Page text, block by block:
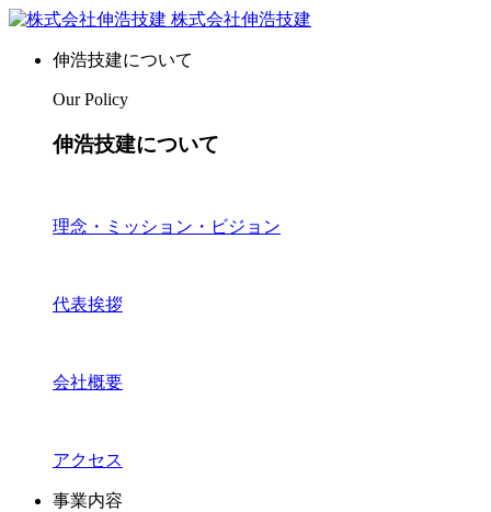
株式会社伸浩技建
伸浩技建について
Our Policy
伸浩技建について
理念・ミッション・ビジョン
代表挨拶
会社概要
アクセス
事業内容